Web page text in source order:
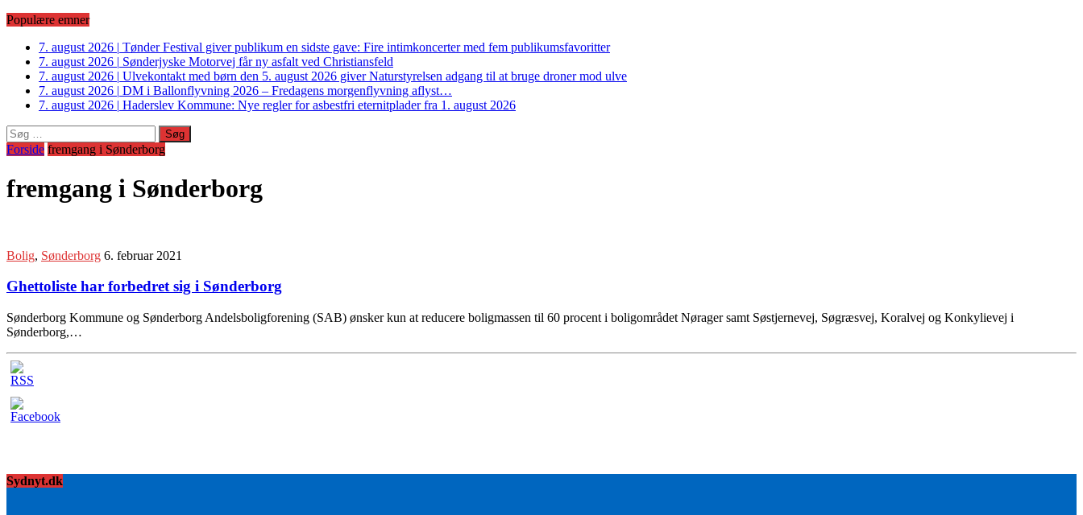
Populære emner
7. august 2026 | Tønder Festival giver publikum en sidste gave: Fire intimkoncerter med fem publikumsfavoritter
7. august 2026 | Sønderjyske Motorvej får ny asfalt ved Christiansfeld
7. august 2026 | Ulvekontakt med børn den 5. august 2026 giver Naturstyrelsen adgang til at bruge droner mod ulve
7. august 2026 | DM i Ballonflyvning 2026 – Fredagens morgenflyvning aflyst…
7. august 2026 | Haderslev Kommune: Nye regler for asbestfri eternitplader fra 1. august 2026
Søg
efter:
Forside fremgang i Sønderborg
fremgang i Sønderborg
Bolig, Sønderborg 6. februar 2021
Ghettoliste har forbedret sig i Sønderborg
Sønderborg Kommune og Sønderborg Andelsboligforening (SAB) ønsker kun at reducere boligmassen til 60 procent i boligområdet Nørager samt Søstjernevej, Søgræsvej, Koralvej og Konkylievej i
Sønderborg,…
Sydnyt.dk